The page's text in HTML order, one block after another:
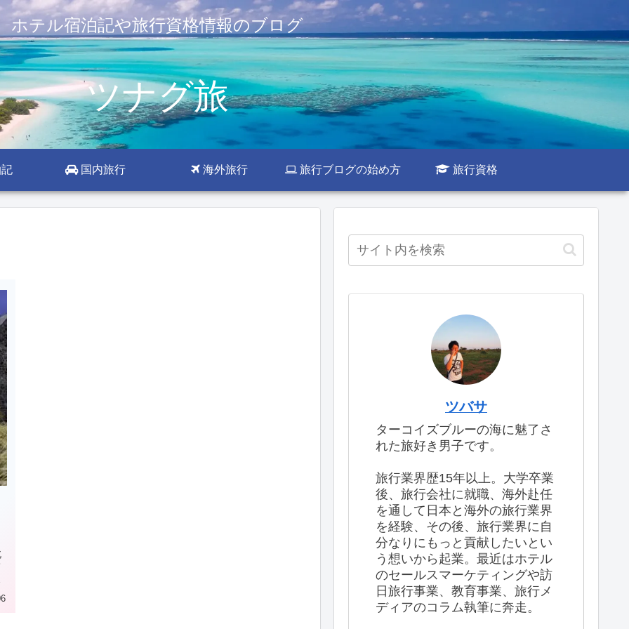
ホテル宿泊記や旅行資格情報のブログ
ツナグ旅
国内旅行 海外旅行 旅行ブログの始め方 旅行資格
ツバサ
ターコイズブルーの海に魅了さ
れた旅好き男子です。
旅行業界歴15年以上。大学卒業
後、旅行会社に就職、海外赴任
を通して日本と海外の旅行業界
を経験、その後、旅行業界に自
分なりにもっと貢献したいとい
う想いから起業。最近はホテル
のセールスマーケティングや訪
日旅行事業、教育事業、旅行メ
ディアのコラム執筆に奔走。